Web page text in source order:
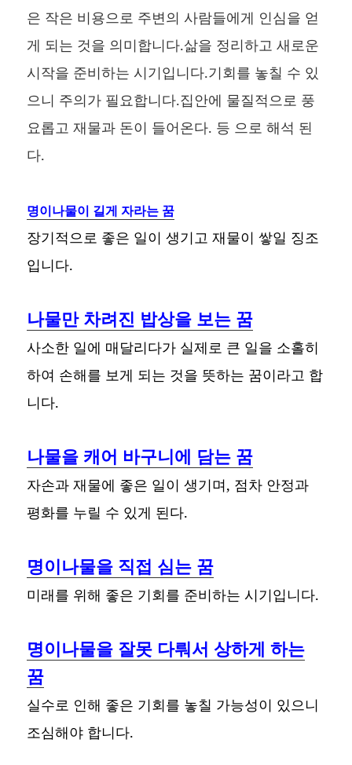
은 작은 비용으로 주변의 사람들에게 인심을 얻
게 되는 것을 의미합니다.삶을 정리하고 새로운
시작을 준비하는 시기입니다.기회를 놓칠 수 있
으니 주의가 필요합니다.집안에 물질적으로 풍
요롭고 재물과 돈이 들어온다. 등 으로 해석 된
다.
명이나물이 길게 자라는 꿈
장기적으로 좋은 일이 생기고 재물이 쌓일 징조
입니다.
나물만 차려진 밥상을 보는 꿈
사소한 일에 매달리다가 실제로 큰 일을 소홀히
하여 손해를 보게 되는 것을 뜻하는 꿈이라고 합
니다.
나물을 캐어 바구니에 담는 꿈
자손과 재물에 좋은 일이 생기며, 점차 안정과
평화를 누릴 수 있게 된다.
명이나물을 직접 심는 꿈
미래를 위해 좋은 기회를 준비하는 시기입니다.
명이나물을 잘못 다뤄서 상하게 하는
꿈
실수로 인해 좋은 기회를 놓칠 가능성이 있으니
조심해야 합니다.